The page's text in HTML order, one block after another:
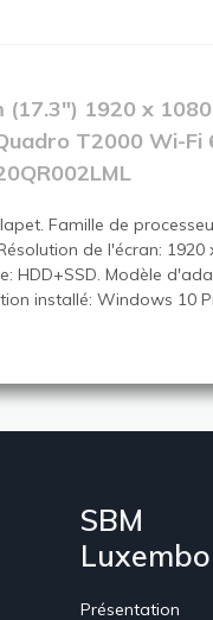
1920 x
T2000 Wi-
Famille de
de l'écran:
Modèle
installé: Windows 10
SBM
Présentation